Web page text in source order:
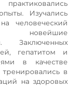
Изучались
человеческий
новейшие
Заключенных
гепатитом и
в качестве
в
на здоровых